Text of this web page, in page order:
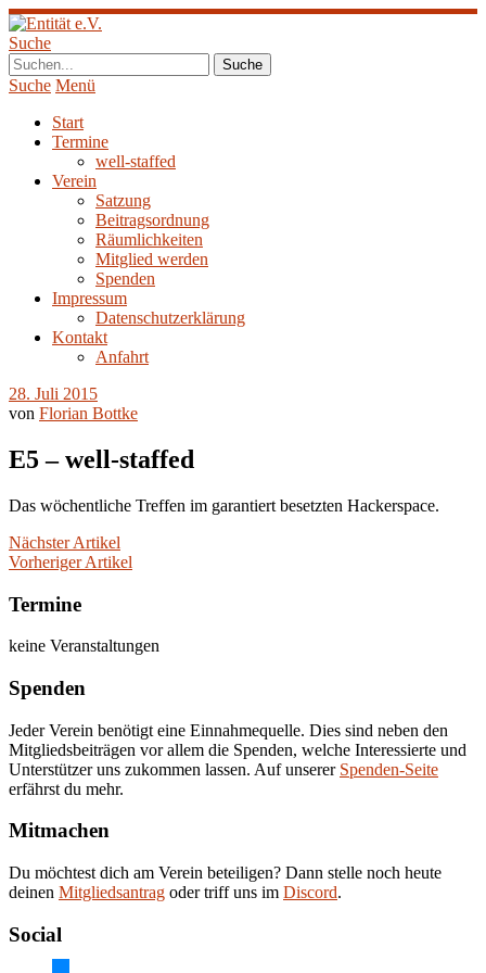
Suche
Suche Menü
Start
Termine
well-staffed
Verein
Satzung
Beitragsordnung
Räumlichkeiten
Mitglied werden
Spenden
Impressum
Datenschutzerklärung
Kontakt
Anfahrt
28. Juli 2015
von Florian Bottke
E5 – well-staffed
Das wöchentliche Treffen im garantiert besetzten Hackerspace.
Nächster Artikel
Vorheriger Artikel
Termine
keine Veranstaltungen
Spenden
Jeder Verein benötigt eine Einnahmequelle. Dies sind neben den
Mitgliedsbeiträgen vor allem die Spenden, welche Interessierte und
Unterstützer uns zukommen lassen. Auf unserer Spenden-Seite
erfährst du mehr.
Mitmachen
Du möchtest dich am Verein beteiligen? Dann stelle noch heute
deinen Mitgliedsantrag oder triff uns im Discord.
Social